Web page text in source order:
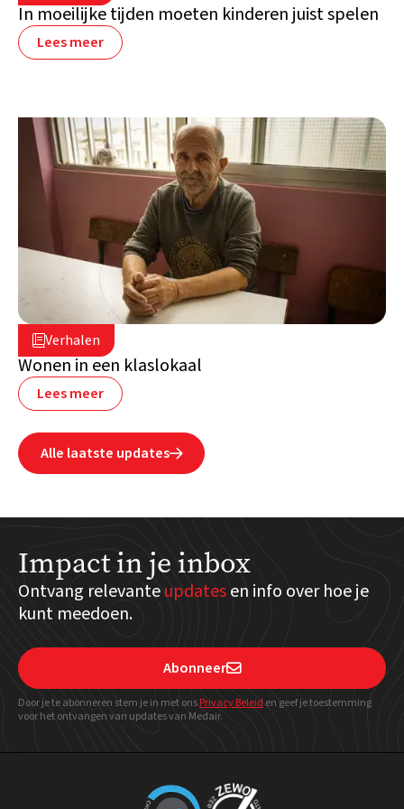
In moeilijke tijden moeten kinderen juist spelen
Lees meer
Verhalen
2 juli 2026
Libanon
Wonen in een klaslokaal
Lees meer
Alle laatste updates
Impact in je inbox
Ontvang relevanteupdatesen info over hoe je
kunt meedoen.
Abonneer
Door je te abonneren stem je in met onsPrivacy Beleid en geefje toestemming
voor het ontvangen van updates van Medair.